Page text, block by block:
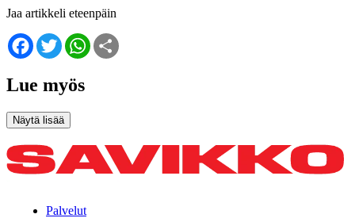
Jaa artikkeli eteenpäin
FacebookTwitterWhatsApp
Lue myös
Palvelut